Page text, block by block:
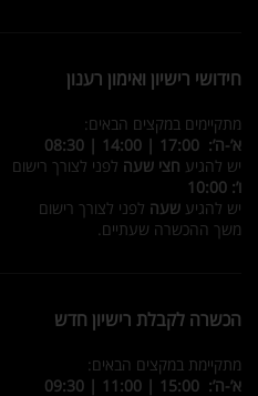
חידושי רישיון ואימון רענון
מתקיימים במקצים הבאים:
א’-ה’: 17:00 | 14:00 | 08:30
יש להגיע חצי שעה לפני לצורך רישום
ו’: 10:00
יש להגיע שעה לפני לצורך רישום
משך ההכשרה שעתיים.
הכשרה לקבלת רישיון חדש
מתקיימת במקצים הבאים:
א’-ה’: 15:00 | 11:00 | 09:30